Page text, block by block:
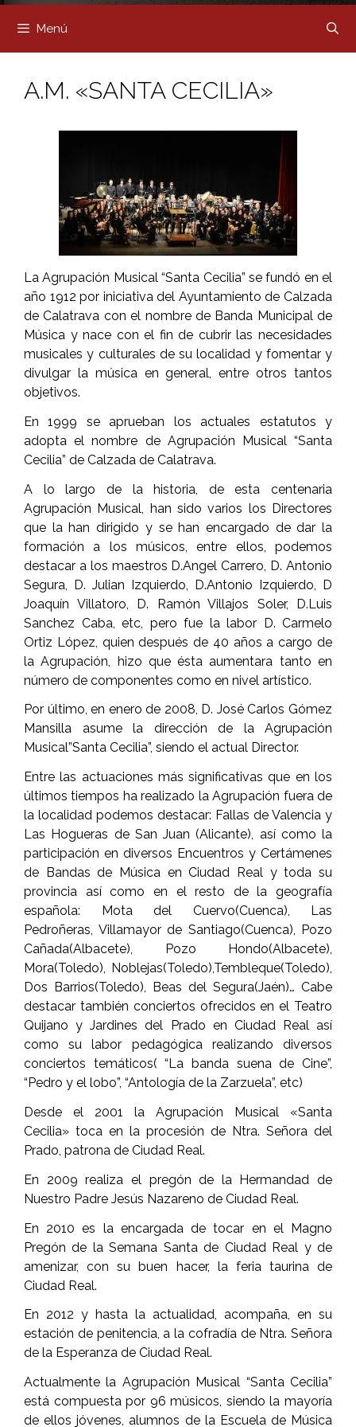
Menú
A.M. «SANTA CECILIA»
La Agrupación Musical “Santa Cecilia” se fundó en el
año 1912 por iniciativa del Ayuntamiento de Calzada
de Calatrava con el nombre de Banda Municipal de
Música y nace con el fin de cubrir las necesidades
musicales y culturales de su localidad y fomentar y
divulgar la música en general, entre otros tantos
objetivos.
En 1999 se aprueban los actuales estatutos y
adopta el nombre de Agrupación Musical “Santa
Cecilia” de Calzada de Calatrava.
A lo largo de la historia, de esta centenaria
Agrupación Musical, han sido varios los Directores
que la han dirigido y se han encargado de dar la
formación a los músicos, entre ellos, podemos
destacar a los maestros D.Angel Carrero, D. Antonio
Segura, D. Julian Izquierdo, D.Antonio Izquierdo, D
Joaquín Villatoro, D. Ramón Villajos Soler, D.Luis
Sanchez Caba, etc, pero fue la labor D. Carmelo
Ortiz López, quien después de 40 años a cargo de
la Agrupación, hizo que ésta aumentara tanto en
número de componentes como en nivel artístico.
Por último, en enero de 2008, D. José Carlos Gómez
Mansilla asume la dirección de la Agrupación
Musical”Santa Cecilia”, siendo el actual Director.
Entre las actuaciones más significativas que en los
últimos tiempos ha realizado la Agrupación fuera de
la localidad podemos destacar: Fallas de Valencia y
Las Hogueras de San Juan (Alicante), así como la
participación en diversos Encuentros y Certámenes
de Bandas de Música en Ciudad Real y toda su
provincia así como en el resto de la geografía
española: Mota del Cuervo(Cuenca), Las
Pedroñeras, Villamayor de Santiago(Cuenca), Pozo
Cañada(Albacete), Pozo Hondo(Albacete),
Mora(Toledo), Noblejas(Toledo),Tembleque(Toledo),
Dos Barrios(Toledo), Beas del Segura(Jaén)… Cabe
destacar también conciertos ofrecidos en el Teatro
Quijano y Jardines del Prado en Ciudad Real así
como su labor pedagógica realizando diversos
conciertos temáticos( “La banda suena de Cine”,
“Pedro y el lobo”, “Antología de la Zarzuela”, etc)
Desde el 2001 la Agrupación Musical «Santa
Cecilia» toca en la procesión de Ntra. Señora del
Prado, patrona de Ciudad Real.
En 2009 realiza el pregón de la Hermandad de
Nuestro Padre Jesús Nazareno de Ciudad Real.
En 2010 es la encargada de tocar en el Magno
Pregón de la Semana Santa de Ciudad Real y de
amenizar, con su buen hacer, la feria taurina de
Ciudad Real.
En 2012 y hasta la actualidad, acompaña, en su
estación de penitencia, a la cofradía de Ntra. Señora
de la Esperanza de Ciudad Real.
Actualmente la Agrupación Musical “Santa Cecilia”
está compuesta por 96 músicos, siendo la mayoría
de ellos jóvenes, alumnos de la Escuela de Música